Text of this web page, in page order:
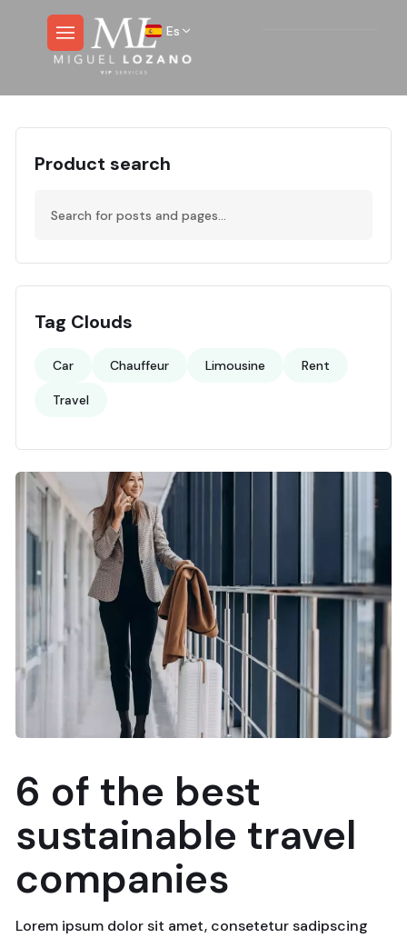
Es
6 of the best
sustainable travel
companies
Lorem ipsum dolor sit amet, consetetur sadipscing
Product search
Tag Clouds
Car Chauffeur Limousine Rent
Travel